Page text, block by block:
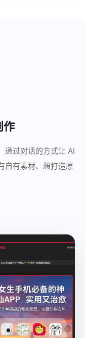
作
通过对话的方式让 AI
自有素材、想打造原